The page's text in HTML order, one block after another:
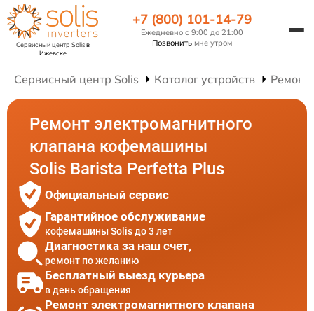
Сервисный центр Solisв
Ижевске
+7 (800) 101-14-79
Ежедневно с 9:00 до 21:00
Позвонить мне утром
Сервисный центр Solis Каталог устройств
Ремонт электромагнитного
клапана кофемашины
Solis Barista Perfetta Plus
Официальный сервис
Гарантийное обслуживание
кофемашины Solis до 3 лет
Диагностика за наш счет,
ремонт по желанию
Бесплатный выезд курьера
в день обращения
Ремонт электромагнитного клапана